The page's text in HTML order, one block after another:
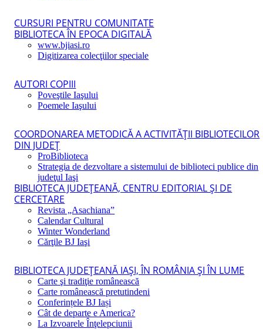
CURSURI PENTRU COMUNITATE
BIBLIOTECA ÎN EPOCA DIGITALĂ
www.bjiasi.ro
Digitizarea colecţiilor speciale
AUTORI COPIII
Poveştile Iaşului
Poemele Iaşului
COORDONAREA METODICĂ A ACTIVITĂŢII BIBLIOTECILOR
DIN JUDEŢ
ProBiblioteca
Strategia de dezvoltare a sistemului de biblioteci publice din
judeţul Iaşi
BIBLIOTECA JUDEŢEANĂ, CENTRU EDITORIAL ŞI DE
CERCETARE
Revista „Asachiana”
Calendar Cultural
Winter Wonderland
Cărţile BJ Iaşi
BIBLIOTECA JUDEŢEANĂ IAŞI, ÎN ROMÂNIA ŞI ÎN LUME
Carte şi tradiţie românească
Carte românească pretutindeni
Conferințele BJ Iași
Cât de departe e America?
La Izvoarele Înţelepciunii